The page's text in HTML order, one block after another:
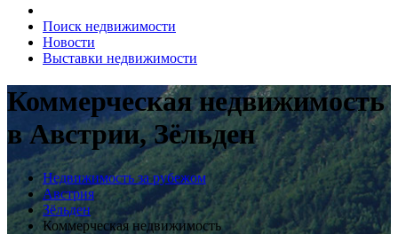
Поиск недвижимости
Новости
Выставки недвижимости
Коммерческая недвижимость
в Австрии, Зёльден
Недвижимость за рубежом
Австрия
Зёльден
Коммерческая недвижимость